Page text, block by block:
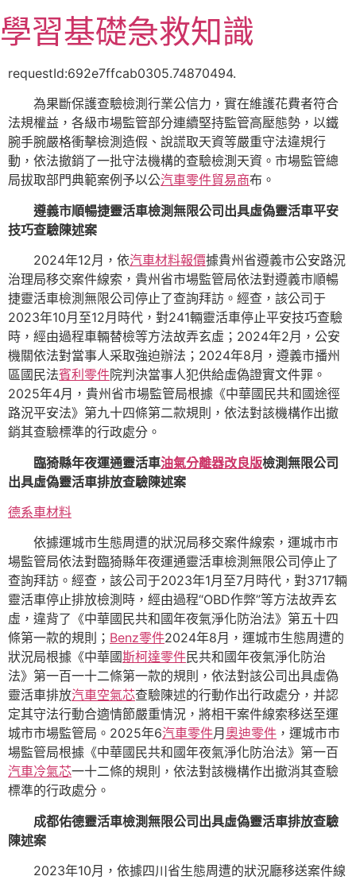
至
主
學習基礎急救知識
requestId:692e7ffcab0305.74870494.
為果斷保護查驗檢測行業公信力，實在維護花費者符合
法規權益，各級市場監管部分連續堅持監管高壓態勢，以鐵
腕手腕嚴格衝擊檢測造假、說謊取天資等嚴重守法違規行
動，依法撤銷了一批守法機構的查驗檢測天資。市場監管總
局拔取部門典範案例予以公汽車零件貿易商布。
遵義市順暢捷靈活車檢測無限公司出具虛偽靈活車平安
技巧查驗陳述案
2024年12月，依汽車材料報價據貴州省遵義市公安路況
治理局移交案件線索，貴州省市場監管局依法對遵義市順暢
捷靈活車檢測無限公司停止了查詢拜訪。經查，該公司于
2023年10月至12月時代，對241輛靈活車停止平安技巧查驗
時，經由過程車輛替檢等方法故弄玄虛；2024年2月，公安
機關依法對當事人采取強迫辦法；2024年8月，遵義市播州
區國民法賓利零件院判決當事人犯供給虛偽證實文件罪。
2025年4月，貴州省市場監管局根據《中華國民共和國途徑
路況平安法》第九十四條第二款規則，依法對該機構作出撤
銷其查驗標準的行政處分。
臨猗縣年夜運通靈活車油氣分離器改良版檢測無限公司
出具虛偽靈活車排放查驗陳述案
德系車材料
依據運城市生態周遭的狀況局移交案件線索，運城市市
場監管局依法對臨猗縣年夜運通靈活車檢測無限公司停止了
查詢拜訪。經查，該公司于2023年1月至7月時代，對3717輛
靈活車停止排放檢測時，經由過程“OBD作弊”等方法故弄玄
虛，違背了《中華國民共和國年夜氣淨化防治法》第五十四
條第一款的規則； Benz零件2024年8月，運城市生態周遭的
狀況局根據《中華國斯柯達零件民共和國年夜氣淨化防治
法》第一百一十二條第一款的規則，依法對該公司出具虛偽
靈活車排放汽車空氣芯查驗陳述的行動作出行政處分，并認
定其守法行動合適情節嚴重情況，將相干案件線索移送至運
城市市場監管局。2025年6汽車零件月 奧迪零件 ，運城市市
場監管局根據《中華國民共和國年夜氣淨化防治法》第一百
汽車冷氣芯一十二條的規則，依法對該機構作出撤消其查驗
標準的行政處分。
成都佑德靈活車檢測無限公司出具虛偽靈活車排放查驗
陳述案
2023年10月，依據四川省生態周遭的狀況廳移送案件線